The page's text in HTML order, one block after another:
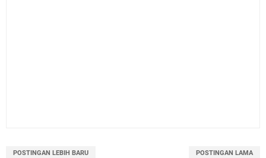
POSTINGAN LEBIH BARU POSTINGAN LAMA